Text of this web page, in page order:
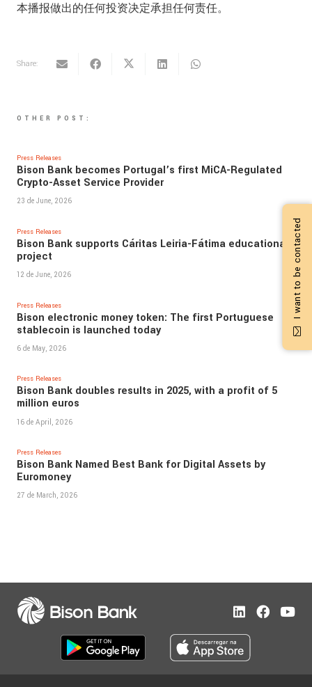
本播报做出的任何投资决定承担任何责任。
Share:
OTHER POST:
Press Releases
Bison Bank becomes Portugal’s first MiCA-Regulated
Crypto-Asset Service Provider
23 de June, 2026
Press Releases
Bison Bank supports Cáritas Leiria-Fátima educational
project
12 de June, 2026
Press Releases
Bison electronic money token: The first Portuguese
stablecoin is launched today
6 de May, 2026
Press Releases
Bison Bank doubles results in 2025, with a profit of 5
million euros
16 de April, 2026
Press Releases
Bison Bank Named Best Bank for Digital Assets by
Euromoney
27 de March, 2026
I want to be contacted